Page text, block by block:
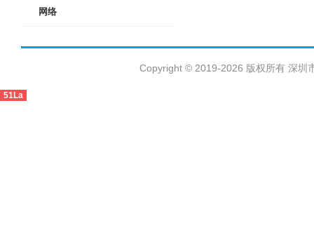
网络
Copyright © 2019-2026 版权所有 深圳
51La